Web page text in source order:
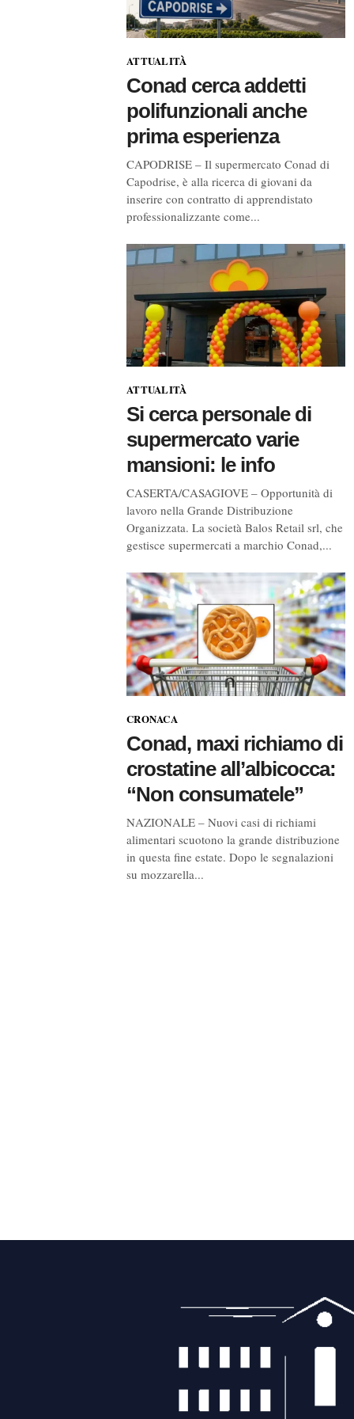
ATTUALITÀ
Conad cerca addetti
polifunzionali anche
prima esperienza
CAPODRISE – Il supermercato Conad di
Capodrise, è alla ricerca di giovani da
inserire con contratto di apprendistato
professionalizzante come...
ATTUALITÀ
Si cerca personale di
supermercato varie
mansioni: le info
CASERTA/CASAGIOVE – Opportunità di
lavoro nella Grande Distribuzione
Organizzata. La società Balos Retail srl, che
gestisce supermercati a marchio Conad,...
CRONACA
Conad, maxi richiamo di
crostatine all’albicocca:
“Non consumatele”
NAZIONALE – Nuovi casi di richiami
alimentari scuotono la grande distribuzione
in questa fine estate. Dopo le segnalazioni
su mozzarella...
articoli